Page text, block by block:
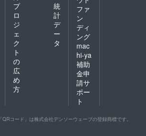
プ
ロ
ジ
ェ
ク
ト
の
広
め
方
統
計
デ
ー
タ
ファ
ン
ディ
ング
mac
hi-ya
補助
金申
請サ
ポー
ト
「QRコード」は株式会社デンソーウェーブの登録商標です。